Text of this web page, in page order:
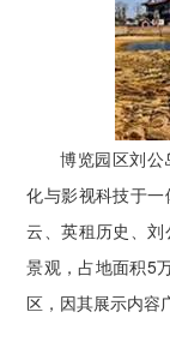
博览园区刘
化与影视科技于
云、英租历史、
景观，占地面积5
区，因其展示内容